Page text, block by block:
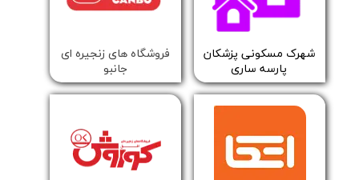
​شهرک مسکونی پزشکان
پارسه ساری
فروشگاه های زنجیره ای
جانبو